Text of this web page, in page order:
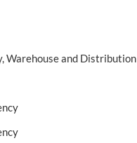
Warehouse and Distribution